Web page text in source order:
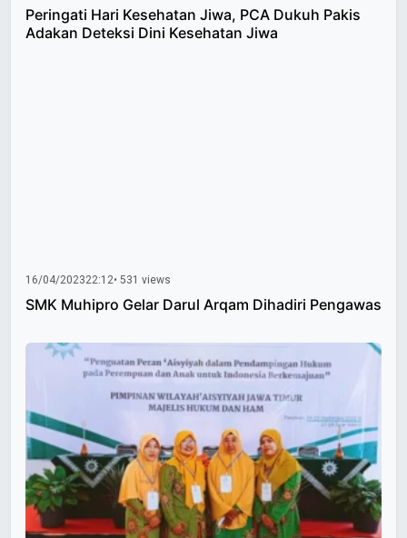
Peringati Hari Kesehatan Jiwa, PCA Dukuh Pakis
Adakan Deteksi Dini Kesehatan Jiwa
16/04/202322:12• 531 views
SMK Muhipro Gelar Darul Arqam Dihadiri Pengawas